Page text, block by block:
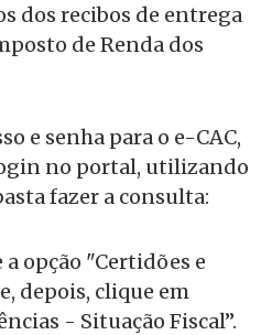
dos recibos de entrega
de Renda dos
e senha para o e-CAC,
no portal, utilizando
fazer a consulta:
opção "Certidões e
depois, clique em
- Situação Fiscal”.